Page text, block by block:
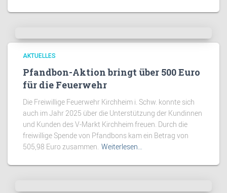
AKTUELLES
Pfandbon-Aktion bringt über 500 Euro
für die Feuerwehr
Die Freiwillige Feuerwehr Kirchheim i. Schw. konnte sich
auch im Jahr 2025 über die Unterstützung der Kundinnen
und Kunden des V-Markt Kirchheim freuen. Durch die
freiwillige Spende von Pfandbons kam ein Betrag von
505,98 Euro zusammen. Weiterlesen…